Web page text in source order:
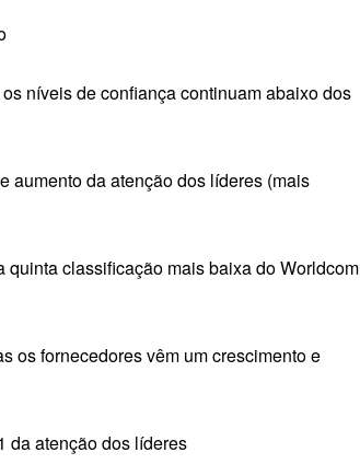
níveis de confiança continuam abaixo dos
aumento da atenção dos líderes (mais
classificação mais baixa do Worldcom
os fornecedores vêm um crescimento e
da atenção dos líderes